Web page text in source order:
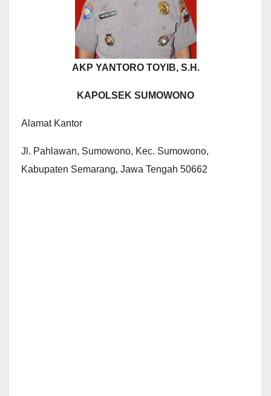
AKP YANTORO TOYIB, S.H.
KAPOLSEK SUMOWONO
Alamat Kantor
Jl. Pahlawan, Sumowono, Kec. Sumowono,
Kabupaten Semarang, Jawa Tengah 50662